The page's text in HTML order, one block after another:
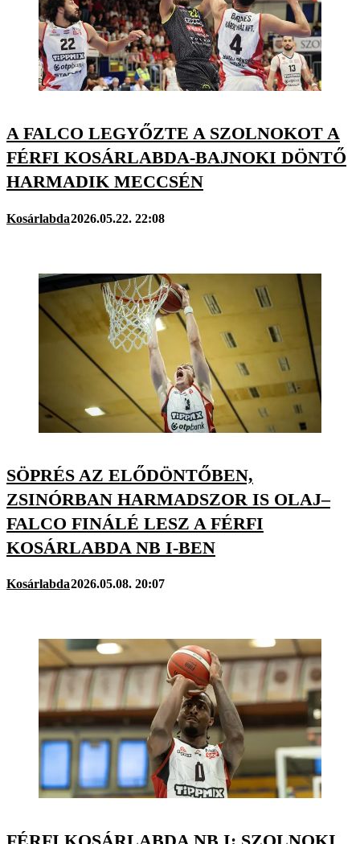
A FALCO LEGYŐZTE A SZOLNOKOT A
FÉRFI KOSÁRLABDA-BAJNOKI DÖNTŐ
HARMADIK MECCSÉN
Kosárlabda2026.05.22. 22:08
SÖPRÉS AZ ELŐDÖNTŐBEN,
ZSINÓRBAN HARMADSZOR IS OLAJ–
FALCO FINÁLÉ LESZ A FÉRFI
KOSÁRLABDA NB I-BEN
Kosárlabda2026.05.08. 20:07